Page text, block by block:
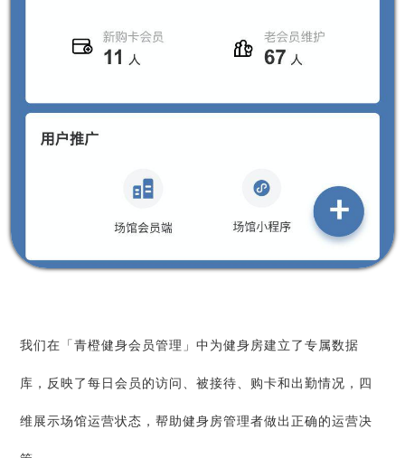
我们在「青橙健身会员管理」中为健身房建立了专属数据
库，反映了每日会员的访问、被接待、购卡和出勤情况，四
维展示场馆运营状态，帮助健身房管理者做出正确的运营决